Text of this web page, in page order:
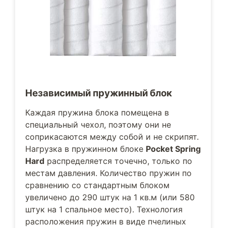
Независимый пружинный блок
Каждая пружина блока помещена в
специальный чехол, поэтому они не
соприкасаются между собой и не скрипят.
Нагрузка в пружинном блоке Pocket Spring
Hard распределяется точечно, только по
местам давления. Количество пружин по
сравнению со стандартным блоком
увеличено до 290 штук на 1 кв.м (или 580
штук на 1 спальное место). Технология
расположения пружин в виде пчелиных